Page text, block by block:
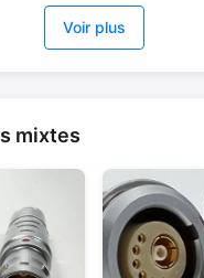
Ultimate
Voir plus
mixtes